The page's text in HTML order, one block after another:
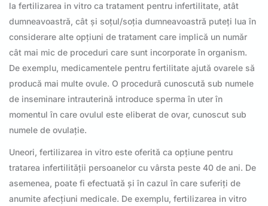
la fertilizarea in vitro ca tratament pentru infertilitate, atât
dumneavoastră, cât și soțul/soția dumneavoastră puteți lua în
considerare alte opțiuni de tratament care implică un număr
cât mai mic de proceduri care sunt incorporate în organism.
De exemplu, medicamentele pentru fertilitate ajută ovarele să
producă mai multe ovule. O procedură cunoscută sub numele
de inseminare intrauterină introduce sperma în uter în
momentul în care ovulul este eliberat de ovar, cunoscut sub
numele de ovulație.
Uneori, fertilizarea in vitro este oferită ca opțiune pentru
tratarea infertilității persoanelor cu vârsta peste 40 de ani. De
asemenea, poate fi efectuată și în cazul în care suferiți de
anumite afecțiuni medicale. De exemplu, fertilizarea in vitro